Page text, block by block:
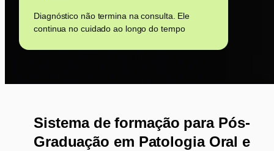
Diagnóstico não termina na consulta. Ele
continua no cuidado ao longo do tempo
Sistema de formação para Pós-
Graduação em Patologia Oral e